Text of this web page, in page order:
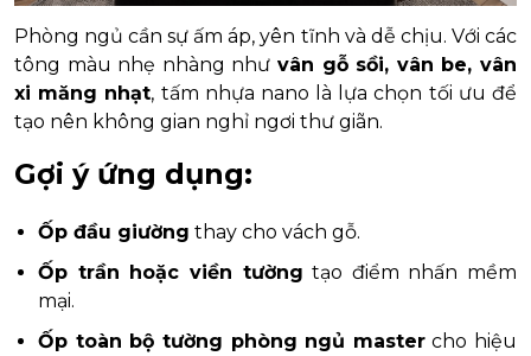
Phòng ngủ cần sự ấm áp, yên tĩnh và dễ chịu. Với các
tông màu nhẹ nhàng như vân gỗ sồi, vân be, vân
xi măng nhạt, tấm nhựa nano là lựa chọn tối ưu để
tạo nên không gian nghỉ ngơi thư giãn.
Gợi ý ứng dụng:
Ốp đầu giường thay cho vách gỗ.
Ốp trần hoặc viền tường tạo điểm nhấn mềm
mại.
Ốp toàn bộ tường phòng ngủ mastercho hiệu